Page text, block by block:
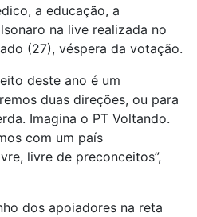
a educação, a
na live realizada no
(27), véspera da votação.
deste ano é um
duas direções, ou para
Imagina o PT Voltando.
com um país
livre de preconceitos”,
dos apoiadores na reta